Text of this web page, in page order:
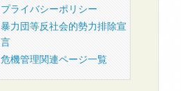
プライバシーポリシー
暴力団等反社会的勢力排除宣
言
危機管理関連ページ一覧